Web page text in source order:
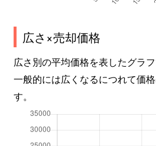
広さ×売却価格
広さ別の平均価格を表したグラフ
一般的には広くなるにつれて価
す。